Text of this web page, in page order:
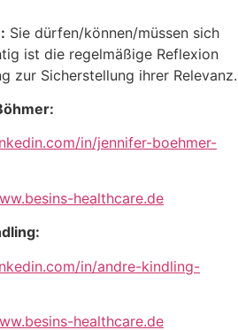
Sie dürfen/können/müssen sich
ist die regelmäßige Reflexion
zur Sicherstellung ihrer Relevanz.
in/jennifer-boehmer-
healthcare.de
in/andre-kindling-
healthcare.de